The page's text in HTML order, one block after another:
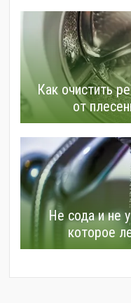
Как очистить
от
Не сода и не
которое